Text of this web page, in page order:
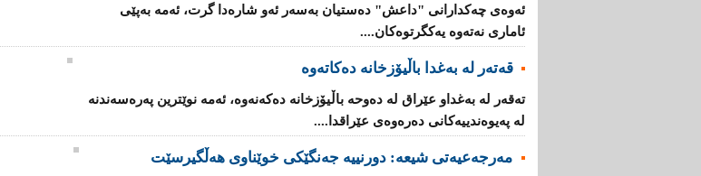
ئەوەی چەكدارانی "داعش" دەستیان بەسەر ئەو شارەدا گرت، ئەمە بەپێی
ئاماری نەتەوە یەكگرتوەكان....
قەتەر لە بەغدا باڵیۆزخانە دەكاتەوە
تەقەر لە بەغدا‌و عێراق لە دەوحە باڵیۆزخانە دەكەنەوە، ئەمە نوێترین پەرەسەندنە
لە پەیوەندییەكانی دەرەوەی عێراقدا....
مەرجەعیەتی شیعە: دورنییە جەنگێكی خوێناوی هەڵگیرسێت